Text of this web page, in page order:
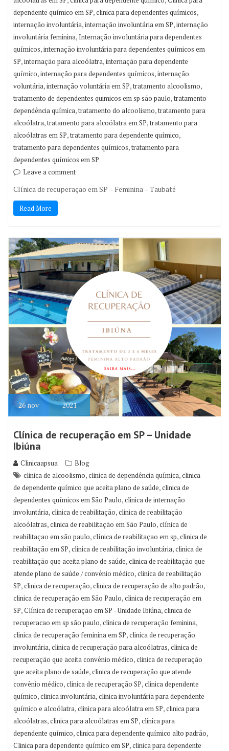
dependente químico em SP,clinica para dependentes químicos,
internação involuntária,internação involuntária em SP,internação
involuntária feminina, Internação involuntária para dependentes
químicos,internação involuntária para dependentes químicos em
SP,internação para alcoólatra,internação para dependente
químico,internação para dependentes químicos,internação
voluntária,internação voluntária em SP,tratamento alcoolismo,
tratamento de dependentes quimicos em sp são paulo,tratamento
dependência química,tratamento do alcoolismo,tratamento para
alcoólatra,tratamento para alcoólatra em SP,tratamento para
alcoólatras em SP,tratamento para dependente químico,
tratamento para dependentes químicos,tratamento para
dependentes químicos em SP
Leave a comment
Clínica de recuperação em SP – Feminina – Taubaté
Read More
26nov 2021
Clínica de recuperação em SP – Unidade
Ibiúna
Clinicaapsua
Blog
clinica de alcoolismo,clinica de dependência química,clinica
de dependente químico que aceita plano de saúde,clinica de
dependentes químicos em São Paulo,clinica de internação
involuntária,clinica de reabilitação,clinica de reabilitação
alcoólatras,clinica de reabilitação em São Paulo,clínica de
reabilitaçao em são paulo,clínica de reabilitaçao em sp,clinica de
reabilitação em SP,clinica de reabilitação involuntária,clinica de
reabilitação que aceita plano de saúde,clinica de reabilitação que
atende plano de saúde / convênio médico,clinica de reabilitação
SP,clinica de recuperação,clinica de recuperação de alto padrão,
clinica de recuperação em São Paulo,clinica de recuperação em
SP,Clínica de recuperação em SP - Unidade Ibiúna,clinica de
recuperacao em sp são paulo,clinica de recuperação feminina,
clinica de recuperação feminina em SP,clinica de recuperação
involuntária,clinica de recuperação para alcoólatras,clinica de
recuperação que aceita convênio médico,clinica de recuperação
que aceita plano de saúde,clinica de recuperação que atende
convênio médico,clinica de recuperação SP,clinica dependente
químico,clinica involuntária,clinica involuntária para dependente
químico e alcoólatra,clinica para alcoólatra em SP,clinica para
alcoólatras,clinica para alcoólatras em SP,clinica para
dependente químico,clinica para dependente químico alto padrão,
Clinica para dependente químico em SP,clinica para dependente